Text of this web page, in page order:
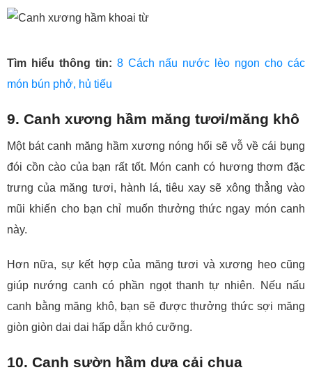
Tìm hiểu thông tin: 8 Cách nấu nước lèo ngon cho các
món bún phở, hủ tiếu
9. Canh xương hầm măng tươi/măng khô
Một bát canh măng hầm xương nóng hổi sẽ vỗ về cái bụng
đói cồn cào của bạn rất tốt. Món canh có hương thơm đặc
trưng của măng tươi, hành lá, tiêu xay sẽ xông thẳng vào
mũi khiến cho bạn chỉ muốn thưởng thức ngay món canh
này.
Hơn nữa, sự kết hợp của măng tươi và xương heo cũng
giúp nướng canh có phần ngọt thanh tự nhiên. Nếu nấu
canh bằng măng khô, bạn sẽ được thưởng thức sợi măng
giòn giòn dai dai hấp dẫn khó cưỡng.
10. Canh sườn hầm dưa cải chua